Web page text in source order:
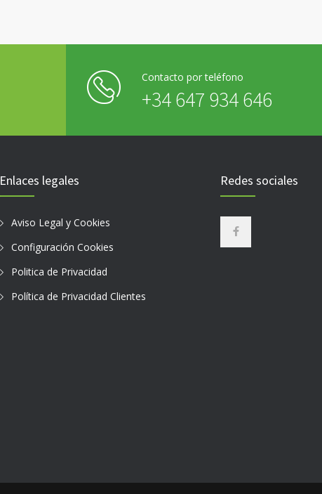
Contacto por teléfono
+34 647 934 646
Enlaces legales
Aviso Legal y Cookies
Configuración Cookies
Politica de Privacidad
Política de Privacidad Clientes
Redes sociales